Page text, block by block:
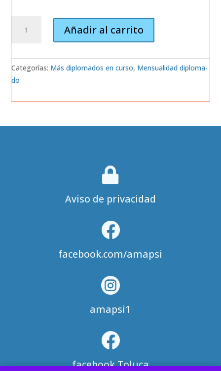
sua­
dad
de
tu
Añadir al carrito
Cate­go­rías: Más diplo­ma­dos en cur­so, Men­sua­li­dad diplo­ma­
do

Aviso de privacidad

facebook.com/amapsi

amapsi1

facebook Toluca